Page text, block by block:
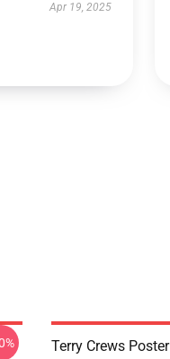
Apr 19, 2025
Terry Crews Poster